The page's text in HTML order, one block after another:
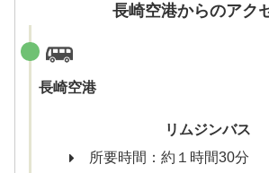
長崎空港からのアク
長崎空港
リムジンバス
所要時間：約１時間30分